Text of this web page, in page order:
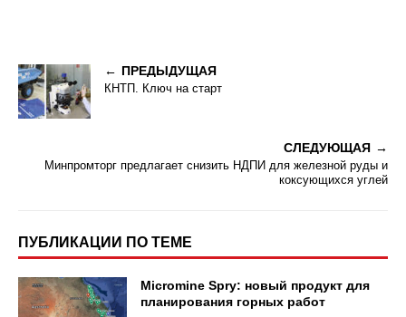
ПРЕДЫДУЩАЯ
КНТП. Ключ на старт
СЛЕДУЮЩАЯ
Минпромторг предлагает снизить НДПИ для железной руды и
коксующихся углей
ПУБЛИКАЦИИ ПО ТЕМЕ
Micromine Spry: новый продукт для
планирования горных работ